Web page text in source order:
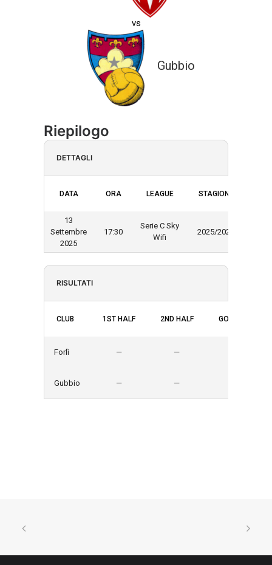
vs
Gubbio
Riepilogo
DETTAGLI
DATA ORA LEAGUE STAGIONE
13
Settembre
2025
17:30
Serie C Sky
Wifi
2025/2026
RISULTATI
CLUB 1ST HALF 2ND HALF GOALS
Forlì — —
Gubbio — —